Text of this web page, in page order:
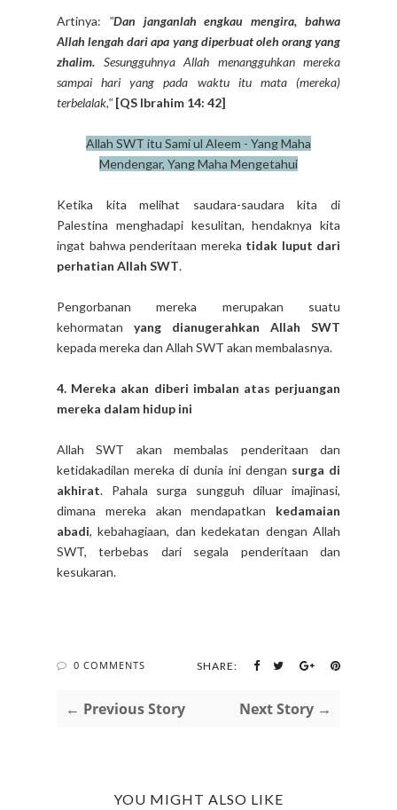
Artinya: "Dan janganlah engkau mengira, bahwa
Allah lengah dari apa yang diperbuat oleh orang yang
zhalim. Sesungguhnya Allah menangguhkan mereka
sampai hari yang pada waktu itu mata (mereka)
terbelalak," [QS Ibrahim 14: 42]
Allah SWT itu Sami ul Aleem - Yang Maha
Mendengar, Yang Maha Mengetahui
Ketika kita melihat saudara-saudara kita di
Palestina menghadapi kesulitan, hendaknya kita
ingat bahwa penderitaan mereka tidak luput dari
perhatian Allah SWT.
Pengorbanan mereka merupakan suatu
kehormatan yang dianugerahkan Allah SWT
kepada mereka dan Allah SWT akan membalasnya.
4. Mereka akan diberi imbalan atas perjuangan
mereka dalam hidup ini
Allah SWT akan membalas penderitaan dan
ketidakadilan mereka di dunia ini dengan surga di
akhirat. Pahala surga sungguh diluar imajinasi,
dimana mereka akan mendapatkan kedamaian
abadi, kebahagiaan, dan kedekatan dengan Allah
SWT, terbebas dari segala penderitaan dan
kesukaran.
0 COMMENTS SHARE:
← Previous Story Next Story →
YOU MIGHT ALSO LIKE